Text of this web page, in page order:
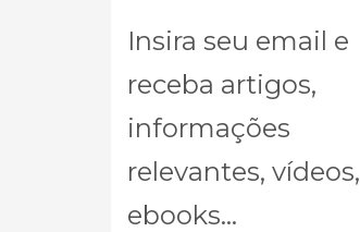
Insira seu email e
receba artigos,
informações
relevantes, vídeos,
ebooks...